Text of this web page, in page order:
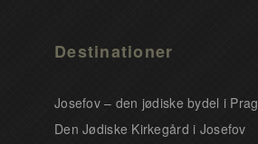
Destinationer
Josefov – den jødiske bydel i Prag
Den Jødiske Kirkegård i Josefov